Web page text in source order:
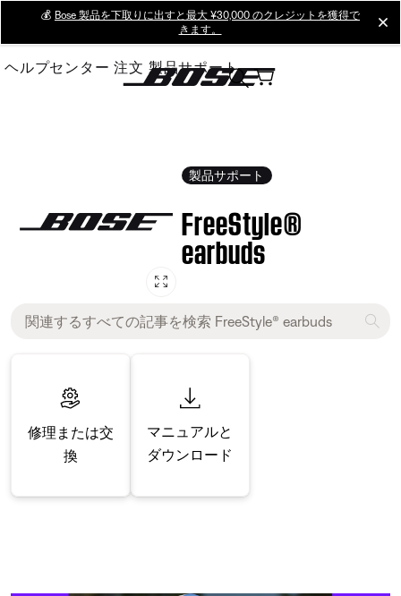
Main
💰 Bose 製品を下取りに出すと最大 ¥30,000 のクレジットを獲得で
きます。
ヘルプセンター 注文 製品サポート
製品サポート
FreeStyle®
earbuds
修理または交
換
マニュアルと
ダウンロード